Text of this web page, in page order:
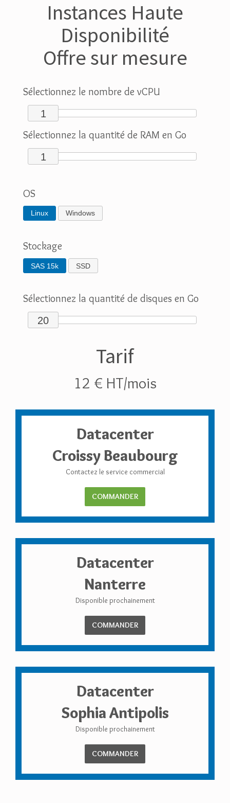
Instances Haute
Disponibilité
Offre sur mesure
Sélectionnez le nombre de vCPU
1
Sélectionnez la quantité de RAM en Go
1
OS
Linux Windows
Stockage
SAS 15k SSD
Sélectionnez la quantité de disques en Go
20
Tarif
12 € HT/mois
Datacenter
Croissy Beaubourg
Contactez le service commercial
COMMANDER
Datacenter
Nanterre
Disponible prochainement
COMMANDER
Datacenter
Sophia Antipolis
Disponible prochainement
COMMANDER